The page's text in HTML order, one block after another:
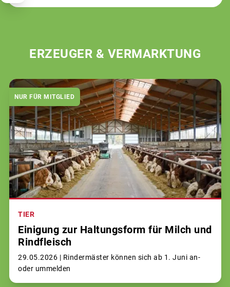
ERZEUGER & VERMARKTUNG
NUR FÜR MITGLIED
TIER
Einigung zur Haltungsform für Milch und
Rindfleisch
29.05.2026 | Rindermäster können sich ab 1. Juni an-
oder ummelden